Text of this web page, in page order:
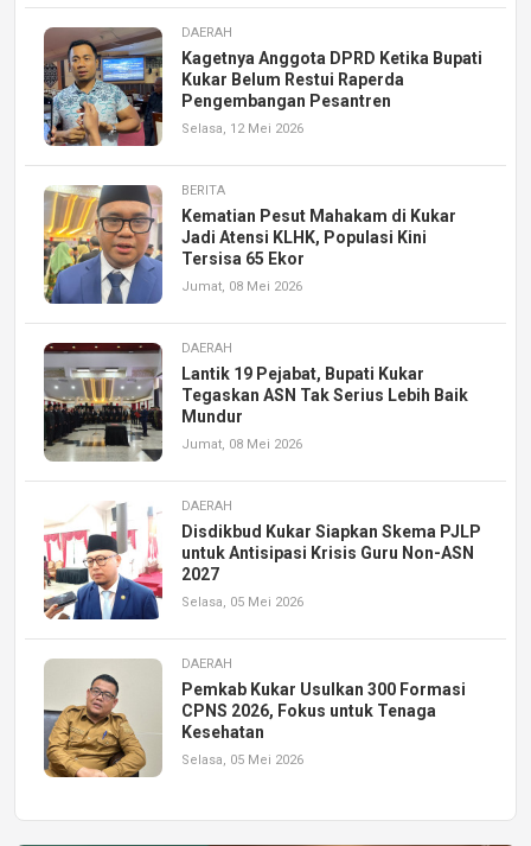
DAERAH
Kagetnya Anggota DPRD Ketika Bupati
Kukar Belum Restui Raperda
Pengembangan Pesantren
Selasa, 12 Mei 2026
BERITA
Kematian Pesut Mahakam di Kukar
Jadi Atensi KLHK, Populasi Kini
Tersisa 65 Ekor
Jumat, 08 Mei 2026
DAERAH
Lantik 19 Pejabat, Bupati Kukar
Tegaskan ASN Tak Serius Lebih Baik
Mundur
Jumat, 08 Mei 2026
DAERAH
Disdikbud Kukar Siapkan Skema PJLP
untuk Antisipasi Krisis Guru Non-ASN
2027
Selasa, 05 Mei 2026
DAERAH
Pemkab Kukar Usulkan 300 Formasi
CPNS 2026, Fokus untuk Tenaga
Kesehatan
Selasa, 05 Mei 2026